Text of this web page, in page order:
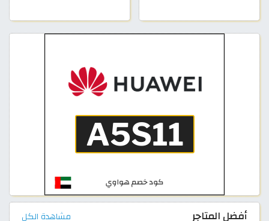
أفضل المتاجر مشاهدة الكل